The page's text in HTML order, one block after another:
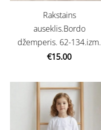
Rakstains
auseklis.Bordo
džemperis. 62-134.izm.
€15.00